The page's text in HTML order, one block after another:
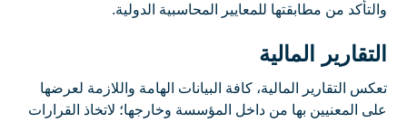
والتأكد من مطابقتها للمعايير المحاسبية الدولية.
التقارير المالية
تعكس التقارير المالية، كافة البيانات الهامة واللازمة لعرضها
على المعنيين بها من داخل المؤسسة وخارجها؛ لاتخاذ القرارات